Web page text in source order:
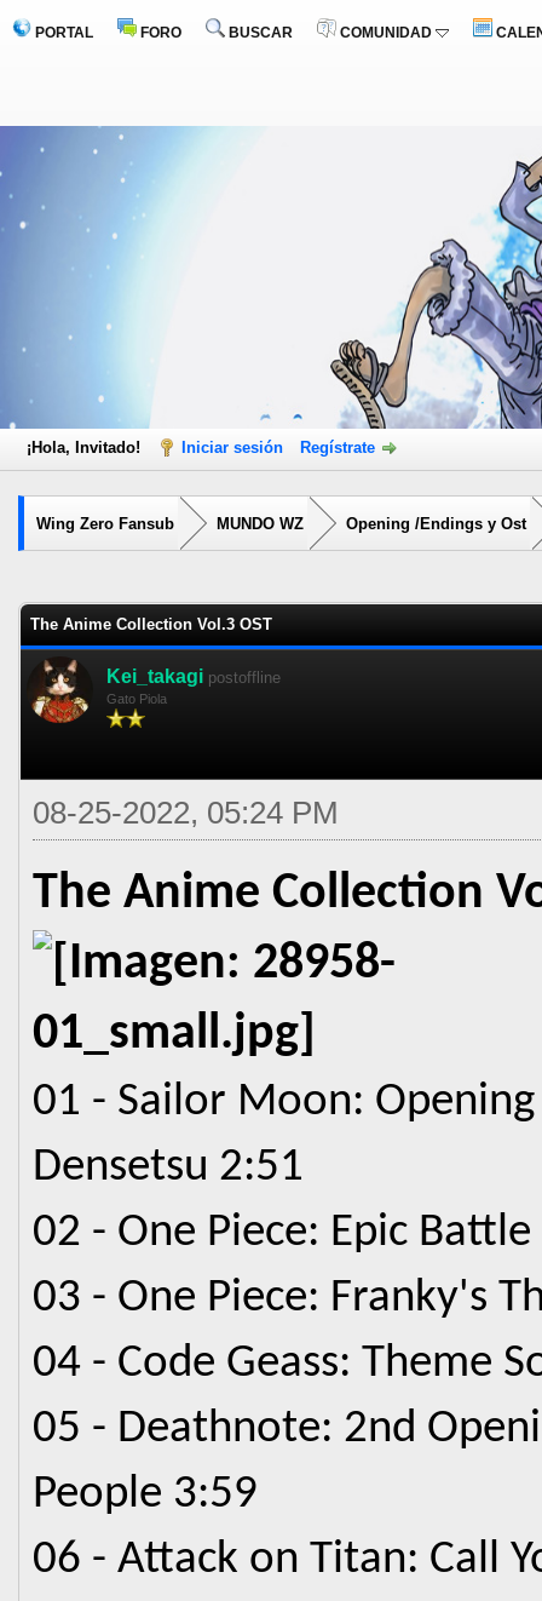
PORTAL FORO BUSCAR COMUNIDAD
¡Hola, Invitado! Iniciar sesión Regístrate
Wing Zero Fansub MUNDO WZ Opening /Endings y Ost
The Anime Collection Vol.3 OST
Kei_takagi postoffline
Gato Piola
08-25-2022, 05:24 PM
The Anime Collection
01 - Sailor Moon:
Densetsu 2:51
02 - One Piece: Epic
03 - One Piece: Franky's
04 - Code Geass: Theme
05 - Deathnote: 2nd
People 3:59
06 - Attack on Titan: Call